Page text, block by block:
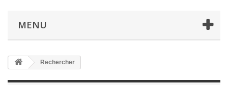
MENU
Rechercher